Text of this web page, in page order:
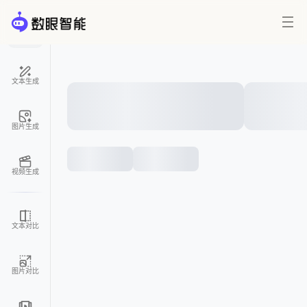
文本生成
图片生成
视频生成
文本对比
图片对比